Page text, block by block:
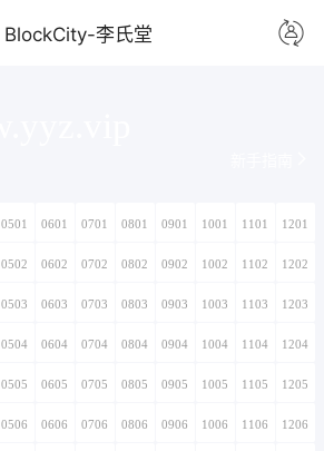
BlockCity-李氏堂
0501 0601 0701 0801 0901 1001 1101 1201
0502 0602 0702 0802 0902 1002 1102 1202
0503 0603 0703 0803 0903 1003 1103 1203
0504 0604 0704 0804 0904 1004 1104 1204
0505 0605 0705 0805 0905 1005 1105 1205
0506 0606 0706 0806 0906 1006 1106 1206